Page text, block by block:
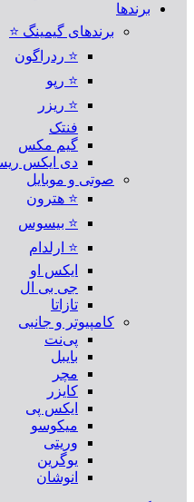
برندها
برندهای گیمینگ ⭐
⭐ ردراگون
⭐ رپو
⭐ ریزر
فنتک
گیم مکس
دی ایکس
صوتی و موبایل
⭐ هترون
⭐ بیسوس
⭐ ارلدام
ایکس او
جی بی ال
تازاتا
کامپیوتر و جانبی
پی‌نت
بایبل
مچر
کایزر
ایکس پی
میکوسو
وریتی
یوگرین
انوشان